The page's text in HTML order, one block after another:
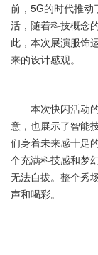
前，5G的时代推动
活，随着科技概念
此，本次展演服饰
来的设计感观。
本次快闪活动的
意，也展示了智能
们身着未来感十足
个充满科技感和梦
无法自拔。整个秀
声和喝彩。